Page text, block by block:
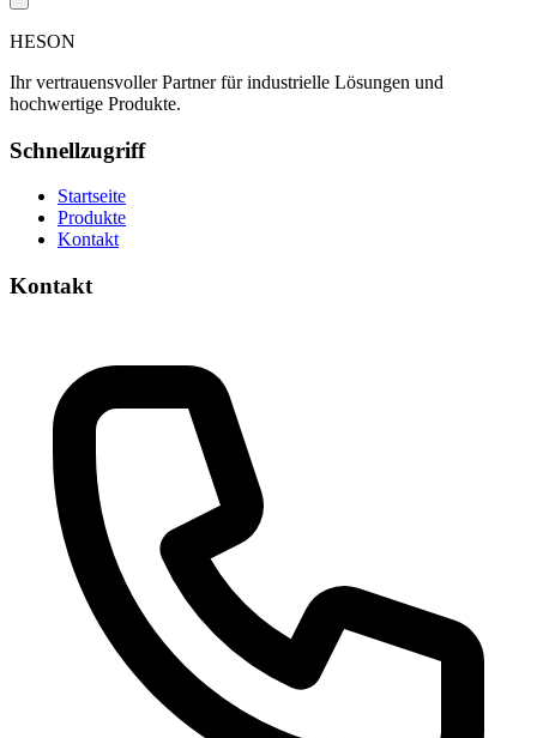
HESON
Ihr vertrauensvoller Partner für industrielle Lösungen und
hochwertige Produkte.
Schnellzugriff
Startseite
Produkte
Kontakt
Kontakt